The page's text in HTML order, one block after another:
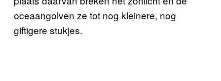
oceaangolven ze tot nog kleinere, nog
giftigere stukjes.